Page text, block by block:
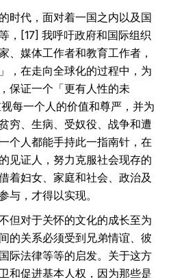
时代，面对着一国之内以及国
，[17] 我呼吁政府和国际组织
、媒体工作者和教育工作者，
，在走向全球化的过程中，为
保证一个「更有人性的未
每一个人的价值和尊严，并为
穷、生病、受奴役、战争和遭
个人都能手持此一指南针，在
见证人，努力克服社会现存的
着妇女、家庭和社会、政治及
与，才得以实现。
但对于关怀的文化的成长至为
的关系必须受到兄弟情谊、彼
际法律等等的启发。关于这方
和促进基本人权，因为那些是